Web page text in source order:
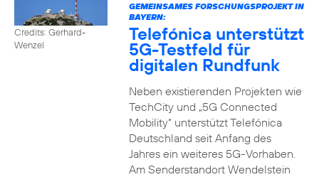
Credits: Gerhard-
Wenzel
GEMEINSAMES FORSCHUNGSPROJEKT IN
BAYERN:
Telefónica unterstützt
5G-Testfeld für
digitalen Rundfunk
Neben existierenden Projekten wie
TechCity und „5G Connected
Mobility“ unterstützt Telefónica
Deutschland seit Anfang des
Jahres ein weiteres 5G-Vorhaben.
Am Senderstandort Wendelstein